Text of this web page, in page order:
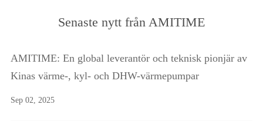
Senaste nytt från AMITIME
AMITIME: En global leverantör och teknisk pionjär av
Kinas värme-, kyl- och DHW-värmepumpar
Sep 02, 2025